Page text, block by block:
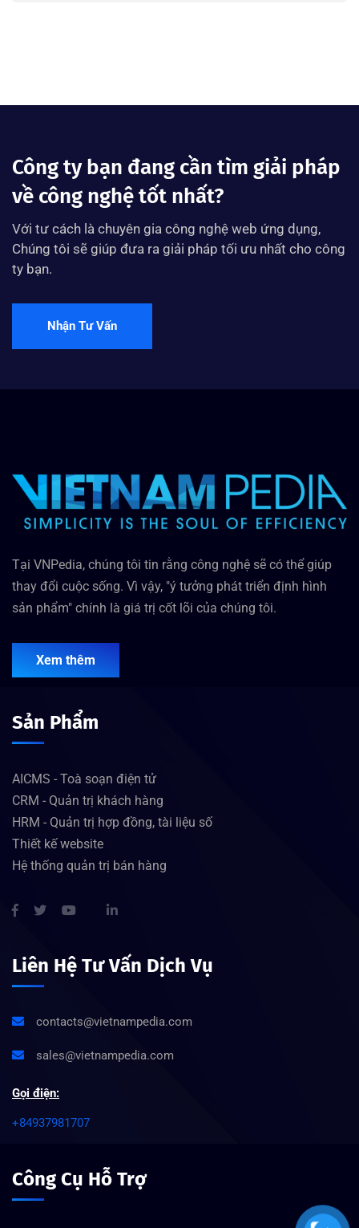
Công ty bạn đang cần tìm giải pháp
về công nghệ tốt nhất?
Với tư cách là chuyên gia công nghệ web ứng dụng,
Chúng tôi sẽ giúp đưa ra giải pháp tối ưu nhất cho công
ty bạn.
Nhận Tư Vấn
Tại VNPedia, chúng tôi tin rằng công nghệ sẽ có thể giúp
thay đổi cuộc sống. Vì vậy, "ý tưởng phát triển định hình
sản phẩm" chính là giá trị cốt lõi của chúng tôi.
Xem thêm
Sản Phẩm
AICMS - Toà soạn điện tử
CRM - Quản trị khách hàng
HRM - Quản trị hợp đồng, tài liệu số
Thiết kế website
Hệ thống quản trị bán hàng
Liên Hệ Tư Vấn Dịch Vụ
contacts@vietnampedia.com
sales@vietnampedia.com
Gọi điện:
+84937981707
Công Cụ Hỗ Trợ